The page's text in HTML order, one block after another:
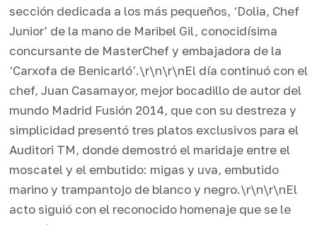
sección dedicada a los más pequeños, ‘Dolia, Chef
Junior’ de la mano de Maribel Gil, conocidísima
concursante de MasterChef y embajadora de la
‘Carxofa de Benicarló’.\r\n\r\nEl día continuó con el
chef, Juan Casamayor, mejor bocadillo de autor del
mundo Madrid Fusión 2014, que con su destreza y
simplicidad presentó tres platos exclusivos para el
Auditori TM, donde demostró el maridaje entre el
moscatel y el embutido: migas y uva, embutido
marino y trampantojo de blanco y negro.\r\n\r\nEl
acto siguió con el reconocido homenaje que se le